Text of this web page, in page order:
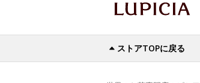
ストアTOPに戻る